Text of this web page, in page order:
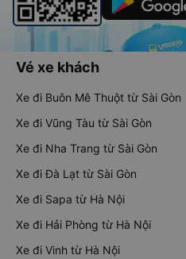
Vé xe khách
Xe đi Buôn Mê Thuột từ Sài Gòn
Xe đi Vũng Tàu từ Sài Gòn
Xe đi Nha Trang từ Sài Gòn
Xe đi Đà Lạt từ Sài Gòn
Xe đi Sapa từ Hà Nội
Xe đi Hải Phòng từ Hà Nội
Xe đi Vinh từ Hà Nội